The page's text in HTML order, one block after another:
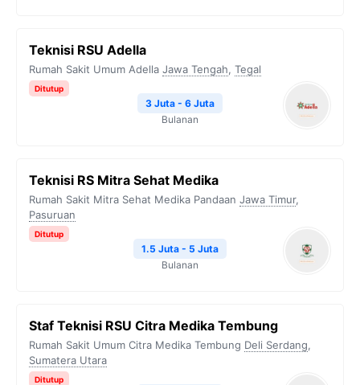
Teknisi RSU Adella
Rumah Sakit Umum Adella Jawa Tengah, Tegal
Ditutup
3 Juta - 6 Juta
Bulanan
Teknisi RS Mitra Sehat Medika
Rumah Sakit Mitra Sehat Medika Pandaan Jawa Timur,
Pasuruan
Ditutup
1.5 Juta - 5 Juta
Bulanan
Staf Teknisi RSU Citra Medika Tembung
Rumah Sakit Umum Citra Medika Tembung Deli Serdang,
Sumatera Utara
Ditutup